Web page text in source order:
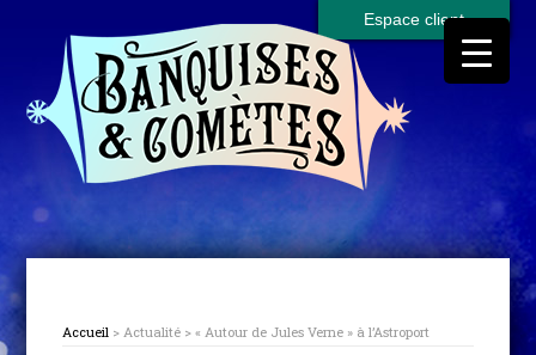
Espace client
Accueil > Actualité > « Autour de Jules Verne » à l’Astroport